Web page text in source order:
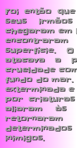
Foi então
seus
chegaram em
superfície.
atacava a
crueldade
fundo do
exterminada
por criaturas
aliaram às
inimigos.